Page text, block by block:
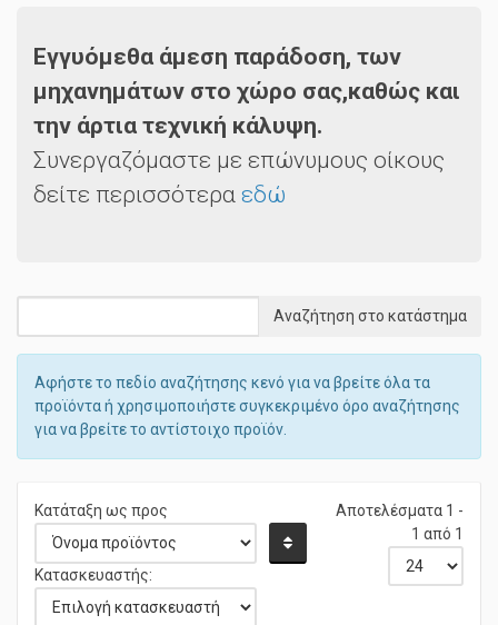
Εγγυόμεθα άμεση παράδοση, των
μηχανημάτων στο χώρο σας,καθώς και
την άρτια τεχνική κάλυψη.
Συνεργαζόμαστε με επώνυμους οίκους
δείτε περισσότερα εδώ
Αφήστε το πεδίο αναζήτησης κενό για να βρείτε όλα τα
προϊόντα ή χρησιμοποιήστε συγκεκριμένο όρο αναζήτησης
για να βρείτε το αντίστοιχο προϊόν.
Κατάταξη ως προς
Κατασκευαστής:
Αποτελέσματα 1 -
1 από 1